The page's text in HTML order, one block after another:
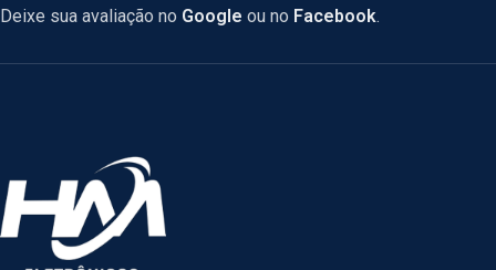
Deixe sua avaliação no Google ou no Facebook.